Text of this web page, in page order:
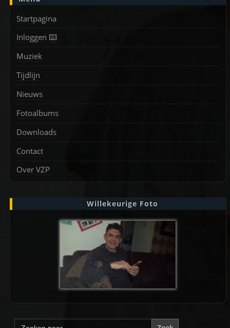
Startpagina
Inloggen ⌨️
Muziek
Tijdlijn
Nieuws
Fotoalbums
Downloads
Contact
Over VZP
Willekeurige Foto
Zoek